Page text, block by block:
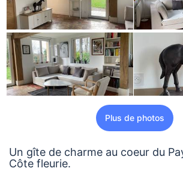
Plus de photos
Un gîte de charme au coeur du
Côte